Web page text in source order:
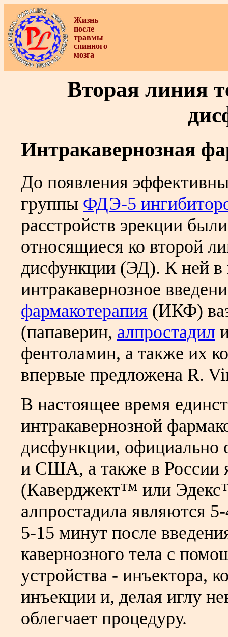
Жизнь
после
травмы
спинного
мозга
Вторая линия
Интракавернозная
До появления
группы ФДЭ-5
расстройств эрекции
относящиеся ко второй
дисфункции (ЭД). К ней в
интракавернозное
фармакотерапия (ИКФ)
(папаверин, алпростадил
фентоламин, а также их
впервые предложена R.
В настоящее время
интракавернозной
дисфункции, официально
и США, а также в России
(Каверджект™ или
алпростадила являются
5-15 минут после
кавернозного тела с
устройства - инъектора,
инъекции и, делая иглу
облегчает процедуру.